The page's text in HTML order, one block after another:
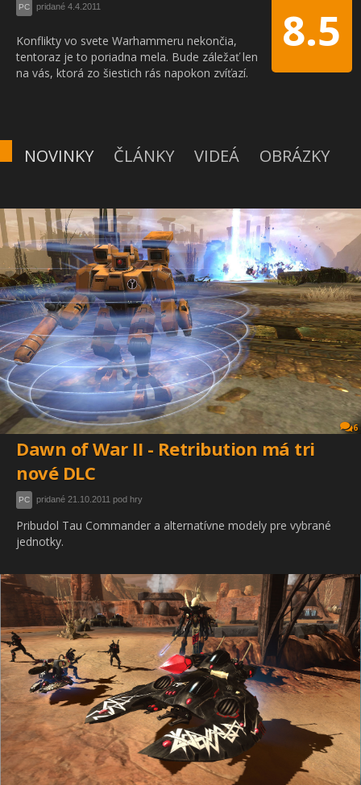
8.5
PC pridané 4.4.2011
Konflikty vo svete Warhammeru nekončia,
tentoraz je to poriadna mela. Bude záležať len
na vás, ktorá zo šiestich rás napokon zvíťazí.
NOVINKY ČLÁNKY VIDEÁ OBRÁZKY
6
Dawn of War II - Retribution má tri
nové DLC
PC pridané 21.10.2011 pod hry
Pribudol Tau Commander a alternatívne modely pre vybrané
jednotky.